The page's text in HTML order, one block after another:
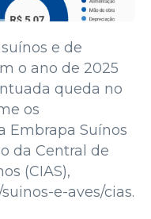
e de
o ano de 2025
queda no
os
Embrapa Suínos
da Central de
(CIAS),
e-aves/cias.